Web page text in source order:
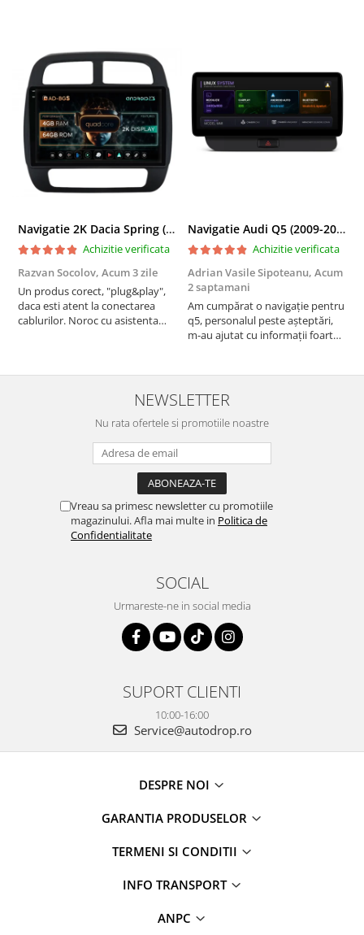
Navigatie 2K Dacia Spring (2021- Prezent), Android, S-Quadcore / 4GB RAM + 64GB ROM, 9.5 Inch - AD-BGS90042K+AD-BGRKIT366V4s
Achizitie verificata
Razvan Socolov, Acum 3 zile
Un produs corect, "plug&play",
daca esti atent la conectarea
cablurilor. Noroc cu asistenta
atras atentia ca nu era conectat
cablul de video de la camera
Navigatie Audi Q5 (2009-2017), Linux OS & OEM, MMI 3G, CarPlay & Android Auto Wireless, MirrorLink, Camera AHD, 12.3 Inch - AD-BGAALNXH+AD-BGRKITQ5002
Achizitie verificata
Adrian Vasile Sipoteanu, Acum
2 saptamani
Am cumpărat o navigație pentru
q5, personalul peste așteptări,
m-au ajutat cu informații foarte
serviabili, livrare rapidă, suport
tehnic, totul impecabil, o să revin
la ei și pentru vi...
NEWSLETTER
Nu rata ofertele si promotiile noastre
Vreau sa primesc newsletter cu promotiile
magazinului. Afla mai multe in Politica de
Confidentialitate
SOCIAL
Urmareste-ne in social media
SUPORT CLIENTI
10:00-16:00
Service@autodrop.ro
DESPRE NOI
GARANTIA PRODUSELOR
TERMENI SI CONDITII
INFO TRANSPORT
ANPC